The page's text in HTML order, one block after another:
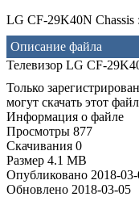
LG CF-29K40N Chassis
Описание файла
Телевизор LG CF-
Только
могут скачать этот
Информация о файле
Просмотры 877
Скачивания 0
Размер 4.1 MB
Опубликовано 2018-
Обновлено 2018-03-05